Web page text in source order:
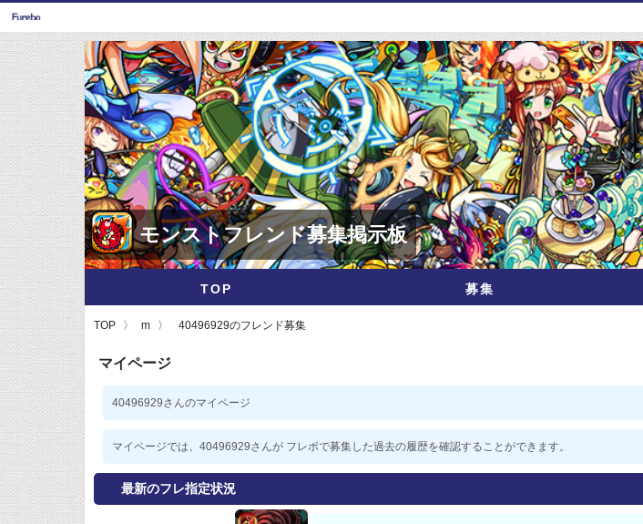
モンストフレンド募集掲示板
TOP 募集
TOP m 40496929のフレンド募集
マイページ
40496929さんのマイページ
マイページでは、40496929さんが フレボで募集した過去の履歴を確認することができます。
最新のフレ指定状況